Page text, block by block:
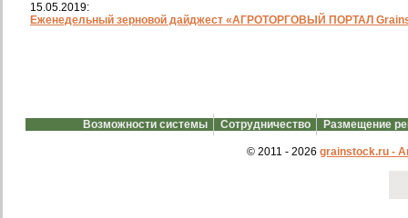
15.05.2019:
Еженедельный зерновой дайджест «АГРОТОРГОВЫЙ ПОРТАЛ
Возможности системы Сотрудничество Размещение
© 2011 - 2026 grainstock.ru -